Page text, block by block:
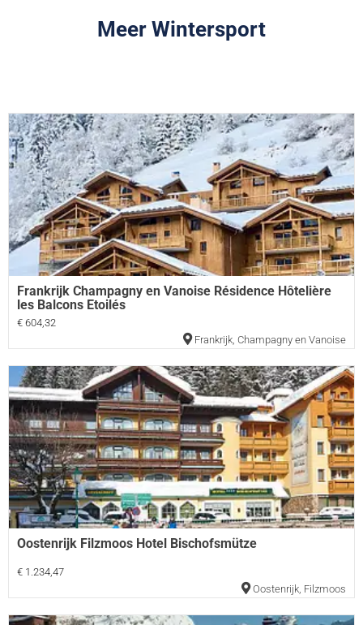
Meer Wintersport
Frankrijk Champagny en Vanoise Résidence Hôtelière
les Balcons Etoilés
€ 604,32
Frankrijk Champagny en Vanoise
Oostenrijk Filzmoos Hotel Bischofsmütze
€ 1.234,47
Oostenrijk Filzmoos